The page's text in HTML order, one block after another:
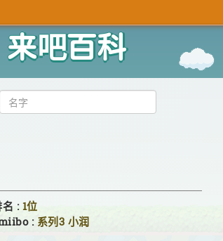
来吧百科
名 :1位
: 系列3 小润